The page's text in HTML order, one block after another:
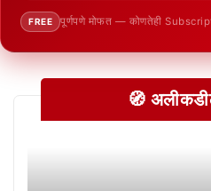
FREE पूर्णपणे मोफत — कोणतेही
🧭